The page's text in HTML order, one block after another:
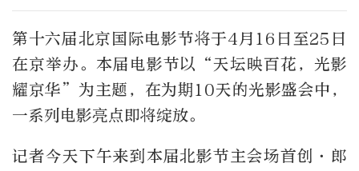
第十六届北京国际电影节将于4月16日至25日
在京举办。本届电影节以“天坛映百花，光影
耀京华”为主题，在为期10天的光影盛会中，
一系列电影亮点即将绽放。
记者今天下午来到本届北影节主会场首创·郎